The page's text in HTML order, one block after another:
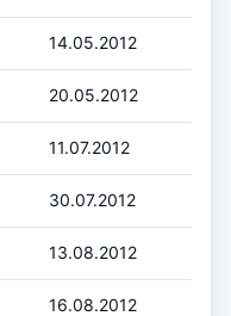
14.05.2012
20.05.2012
11.07.2012
30.07.2012
13.08.2012
16.08.2012